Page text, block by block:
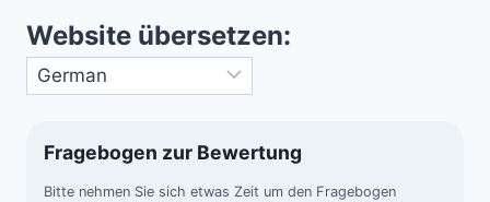
Website übersetzen:
Fragebogen zur Bewertung
Bitte nehmen Sie sich etwas Zeit um den Fragebogen